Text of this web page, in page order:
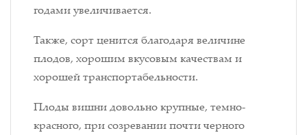
годами увеличивается.
Также, сорт ценится благодаря величине
плодов, хорошим вкусовым качествам и
хорошей транспортабельности.
Плоды вишни довольно крупные, темно-
красного, при созревании почти черного